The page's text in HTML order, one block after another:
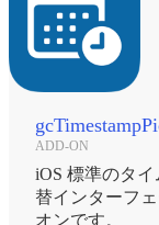
ADD-ON
iOS 標準のタ
替インターフ
オンです。